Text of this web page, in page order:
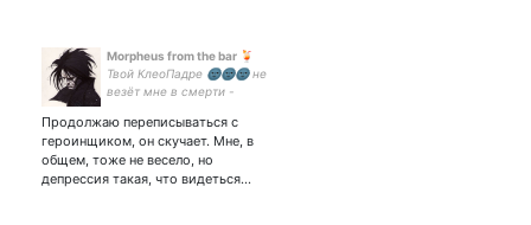
Morpheus from the bar 🍹
Твой КлеоПадре 🌚🌚🌚 не
везёт мне в смерти -
большой ценитель Глеба
Самойлова и Дейва Гаана
Продолжаю переписываться с
героинщиком, он скучает. Мне, в
общем, тоже не весело, но
депрессия такая, что видеться…